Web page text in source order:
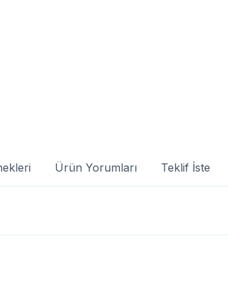
Ürün Yorumları Teklif İste